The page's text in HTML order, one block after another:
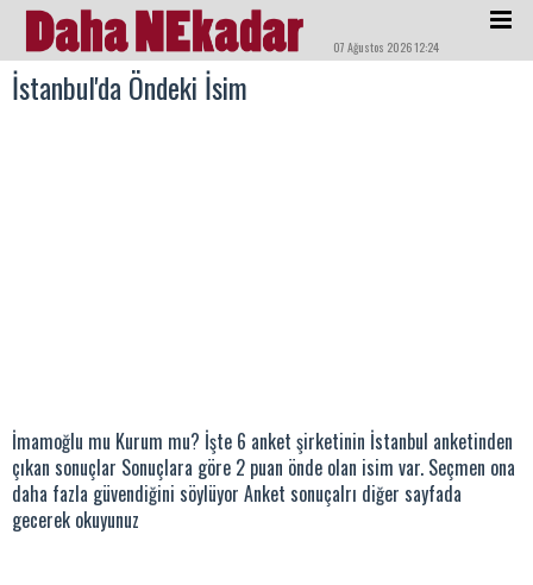
07 Ağustos 2026 12:24
İstanbul'da Öndeki İsim
İmamoğlu mu Kurum mu? İşte 6 anket şirketinin İstanbul anketinden
çıkan sonuçlar Sonuçlara göre 2 puan önde olan isim var. Seçmen ona
daha fazla güvendiğini söylüyor Anket sonuçalrı diğer sayfada
gecerek okuyunuz